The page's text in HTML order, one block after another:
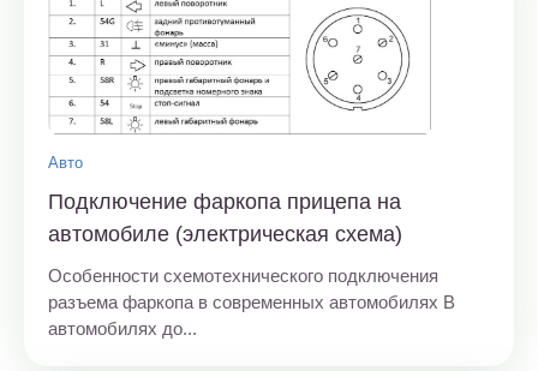
Авто
Подключение фаркопа прицепа на
автомобиле (электрическая схема)
Особенности схемотехнического подключения
разъема фаркопа в современных автомобилях В
автомобилях до...